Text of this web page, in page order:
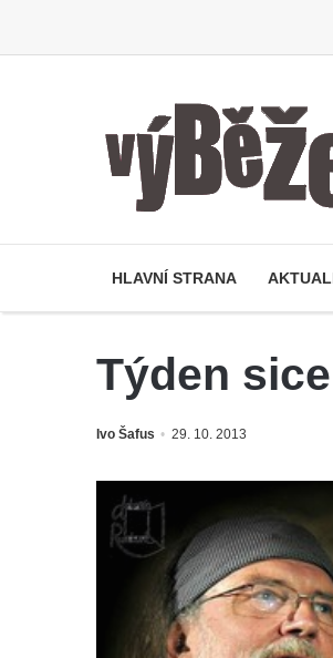
HLAVNÍ STRANA
Týden
Ivo Šafus 29. 10. 2013